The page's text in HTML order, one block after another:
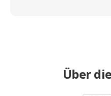
Über